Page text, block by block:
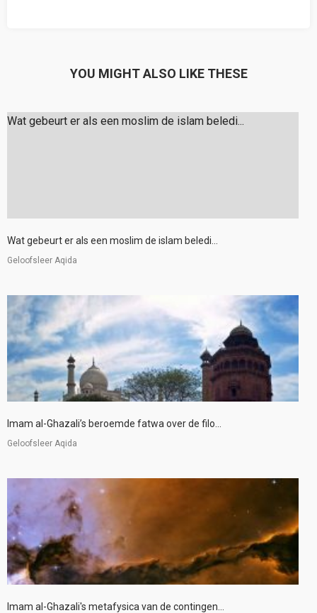
YOU MIGHT ALSO LIKE THESE
Wat gebeurt er als een moslim de islam beledi...
Wat gebeurt er als een moslim de islam beledi...
Geloofsleer Aqida
Imam al-Ghazali’s beroemde fatwa over de filo...
Geloofsleer Aqida
Imam al-Ghazali's metafysica van de contingen...